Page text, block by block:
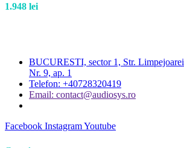
1.948 lei
BUCURESTI, sector 1, Str. Limpejoarei
Nr. 9, ap. 1
Telefon: +40728320419
Email: contact@audiosys.ro
Facebook InstagramYoutube